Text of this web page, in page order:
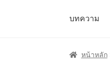
บทความ
หน้าแรก Cart
หน้าหลัก